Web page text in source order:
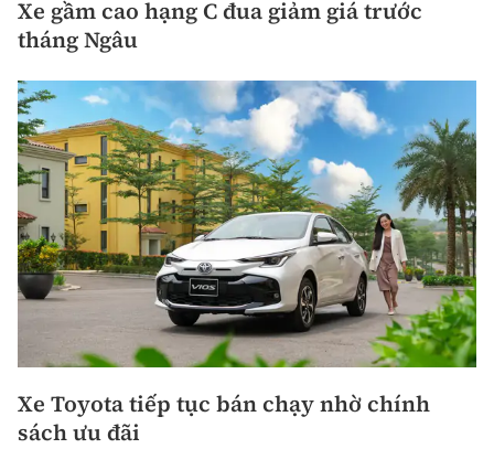
Xe gầm cao hạng C đua giảm giá trước
tháng Ngâu
Xe Toyota tiếp tục bán chạy nhờ chính
sách ưu đãi